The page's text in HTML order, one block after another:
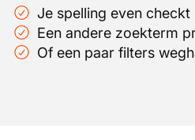
Je spelling even checkt
Een andere zoekterm
Of een paar filters